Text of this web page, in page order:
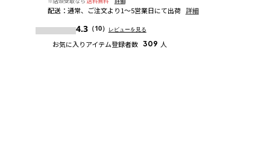
配送： 通常、ご注文より1～5営業日にて出荷 詳細
4.3（10） レビューを見る
お気に入りアイテム登録者数 309 人